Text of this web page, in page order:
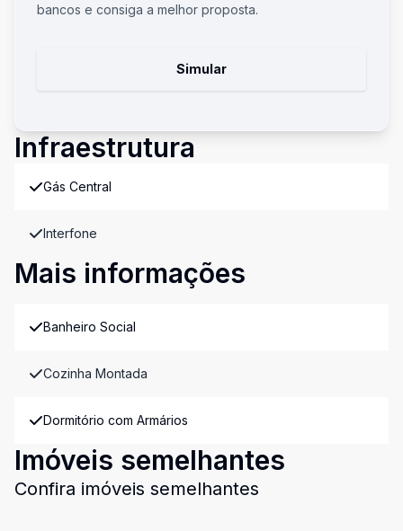
bancos e consiga a melhor proposta.
Simular
Infraestrutura
Gás Central
Interfone
Mais informações
Banheiro Social
Cozinha Montada
Dormitório com Armários
Imóveis semelhantes
Confira imóveis semelhantes